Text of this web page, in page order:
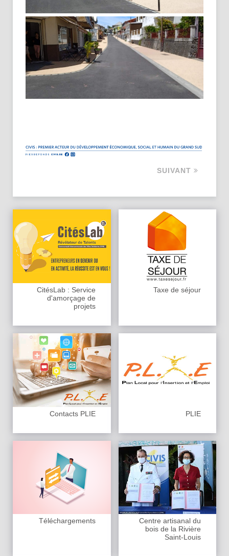
SUIVANT
CitésLab : Service
d'amorçage de
projets
Taxe de séjour
Contacts PLIE PLIE
Téléchargements
Centre artisanal du
bois de la Rivière
Saint-Louis